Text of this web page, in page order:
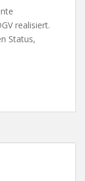
realisiert.
Status,